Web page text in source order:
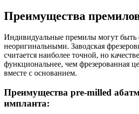
Преимущества
Индивидуальные премилы могут
неоригинальными. Заводская
считается наиболее точной, но
функциональнее, чем фрезерованная
вместе с основанием.
Преимущества pre-milled
импланта: